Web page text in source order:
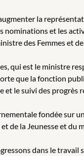
la
nominations et les
des Femmes et de
qui est le ministre
que la fonction
le suivi des progrès
fondée sur
de la Jeunesse et du
dans le travail